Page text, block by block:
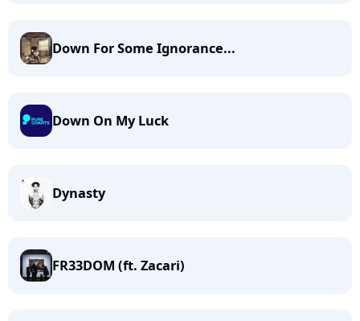
Down For Some Ignorance...
Down On My Luck
Dynasty
FR33DOM (ft. Zacari)